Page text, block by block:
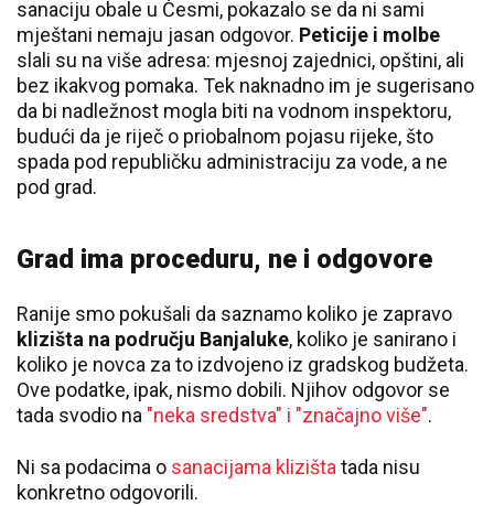
sanaciju obale u Česmi, pokazalo se da ni sami
mještani nemaju jasan odgovor. Peticije i molbe
slali su na više adresa: mjesnoj zajednici, opštini, ali
bez ikakvog pomaka. Tek naknadno im je sugerisano
da bi nadležnost mogla biti na vodnom inspektoru,
budući da je riječ o priobalnom pojasu rijeke, što
spada pod republičku administraciju za vode, a ne
pod grad.
Grad ima proceduru, ne i odgovore
Ranije smo pokušali da saznamo koliko je zapravo
klizišta na području Banjaluke, koliko je sanirano i
koliko je novca za to izdvojeno iz gradskog budžeta.
Ove podatke, ipak, nismo dobili. Njihov odgovor se
tada svodio na "neka sredstva" i "značajno više".
Ni sa podacima o sanacijama klizišta tada nisu
konkretno odgovorili.